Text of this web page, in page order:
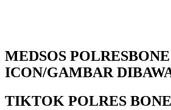
MEDSOS
ICON/GAMBAR
TIKTOK POLRES BONE